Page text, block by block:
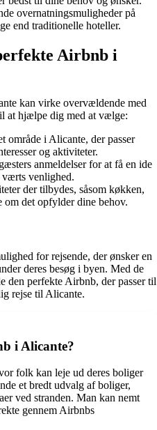
overnatningsmuligheder på
end traditionelle hoteller.
Airbnb i
kan virke overvældende med
at hjælpe dig med at vælge:
område i Alicante, der passer
og aktiviteter.
anmeldelser for at få en ide
værts venlighed.
der tilbydes, såsom køkken,
om det opfylder dine behov.
for rejsende, der ønsker en
deres besøg i byen. Med de
den perfekte Airbnb, der passer til
rejse til Alicante.
i Alicante?
folk kan leje ud deres boliger
et bredt udvalg af boliger,
ved stranden. Man kan nemt
gennem Airbnbs